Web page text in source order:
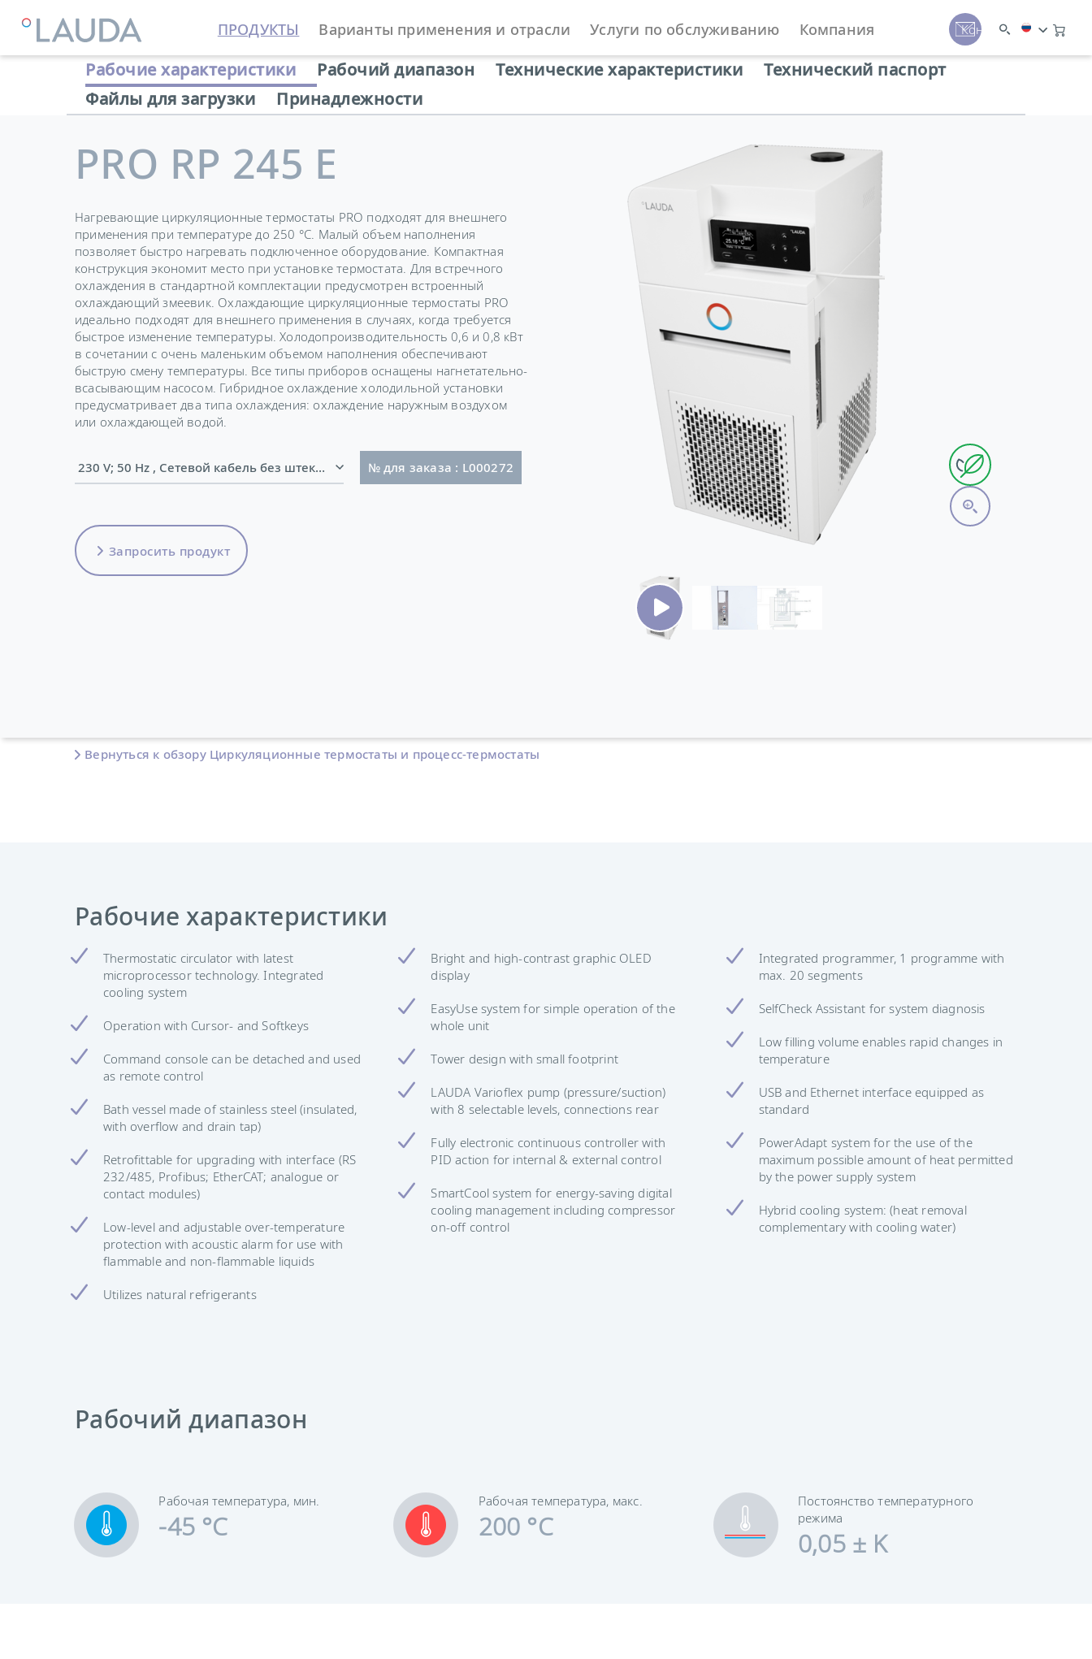
ПРОДУКТЫ Варианты применения и отрасли Услуги по обслуживанию Компания Контакты
LAUDA Термостатирующие устройства Термостаты Циркуляционные и процесс-термостаты PRO
PRO RP 245 E
Нагревающие циркуляционные термостаты PRO подходят для внешнего
применения при температуре до 250 °C. Малый объем наполнения
позволяет быстро нагревать подключенное оборудование. Компактная
конструкция экономит место при установке термостата. Для встречного
охлаждения в стандартной комплектации предусмотрен встроенный
охлаждающий змеевик. Охлаждающие циркуляционные термостаты PRO
идеально подходят для внешнего применения в случаях, когда требуется
быстрое изменение температуры. Холодопроизводительность 0,6 и 0,8 кВт
в сочетании с очень маленьким объемом наполнения обеспечивают
быструю смену температуры. Все типы приборов оснащены нагнетательно-
всасывающим насосом. Гибридное охлаждение холодильной установки
предусматривает два типа охлаждения: охлаждение наружным воздухом
или охлаждающей водой.
230 V; 50 Hz , Сетевой кабель без штекера (HAR)№ для заказа : L000272
Запросить продукт
Вернуться к обзору Циркуляционные термостаты и процесс-термостаты
Рабочие характеристики Рабочий диапазон Технические характеристики
Технический паспорт
Файлы для загрузки
Принадлежности
Рабочие характеристики
Thermostatic circulator with latest
microprocessor technology. Integrated
cooling system
Operation with Cursor- and Softkeys
Command console can be detached and used
as remote control
Bath vessel made of stainless steel (insulated,
with overflow and drain tap)
Retrofittable for upgrading with interface (RS
232/485, Profibus; EtherCAT; analogue or
contact modules)
Low-level and adjustable over-temperature
protection with acoustic alarm for use with
flammable and non-flammable liquids
Utilizes natural refrigerants
Bright and high-contrast graphic OLED
display
EasyUse system for simple operation of the
whole unit
Tower design with small footprint
LAUDA Varioflex pump (pressure/suction)
with 8 selectable levels, connections rear
Fully electronic continuous controller with
PID action for internal & external control
SmartCool system for energy-saving digital
cooling management including compressor
on-off control
Integrated programmer, 1 programme with
max. 20 segments
SelfCheck Assistant for system diagnosis
Low filling volume enables rapid changes in
temperature
USB and Ethernet interface equipped as
standard
PowerAdapt system for the use of the
maximum possible amount of heat permitted
by the power supply system
Hybrid cooling system: (heat removal
complementary with cooling water)
Рабочий диапазон
Рабочая температура, мин.
-45 °C
Рабочая температура, макс.
200 °C
Постоянство температурного
режима
0,05 ± K